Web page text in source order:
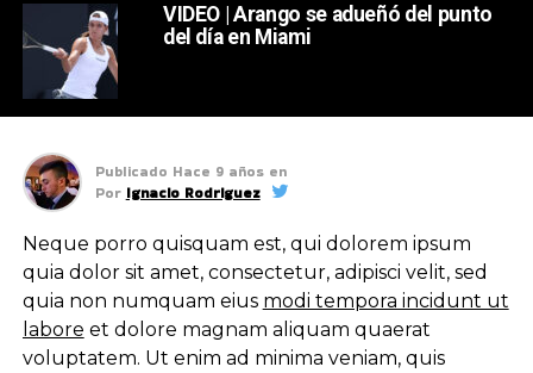
VIDEO | Arango se adueñó del punto
del día en Miami
Publicado Hace 9 años en
Por Ignacio Rodriguez
Neque porro quisquam est, qui dolorem ipsum
quia dolor sit amet, consectetur, adipisci velit, sed
quia non numquam eius modi tempora incidunt ut
labore et dolore magnam aliquam quaerat
voluptatem. Ut enim ad minima veniam, quis